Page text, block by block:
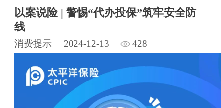
以案说险 | 警惕“代办投保”筑牢安全防
线
消费提示 2024-12-13 428